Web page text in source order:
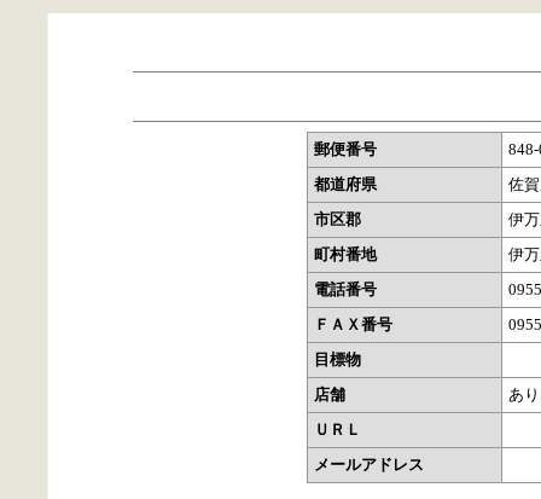
郵便番号
都道府県
佐
市区郡
伊
町村番地
伊
電話番号
ＦＡＸ番号
目標物
店舗
あり
ＵＲＬ
メールアドレス